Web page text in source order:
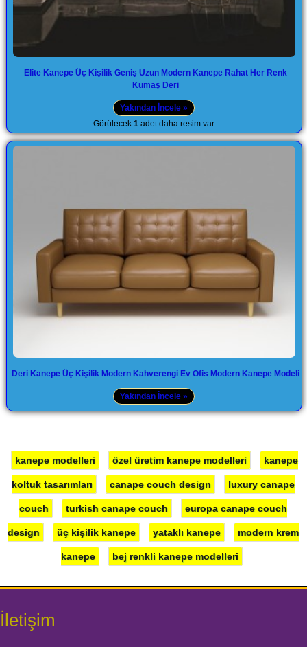
Elite Kanepe Üç Kişilik Geniş Uzun Modern Kanepe Rahat Her Renk
Kumaş Deri
Yakından İncele »
Görülecek1 adet daha resim var
Deri Kanepe Üç Kişilik Modern Kahverengi Ev Ofis Modern Kanepe Modeli
Yakından İncele »
kanepe modelleri özel üretim kanepe modelleri kanepe
koltuk tasarımları canape couch design luxury canape
couch turkish canape couch europa canape couch
design üç kişilik kanepe yataklı kanepe modern krem
kanepe bej renkli kanepe modelleri
İletişim